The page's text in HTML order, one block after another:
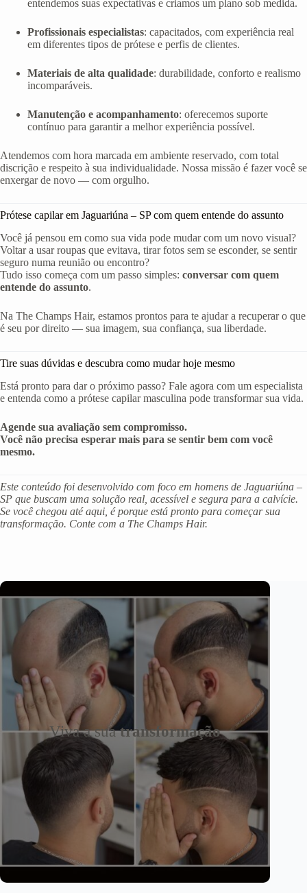
entendemos suas expectativas e criamos um plano sob medida.
Profissionais especialistas: capacitados, com experiência real
em diferentes tipos de prótese e perfis de clientes.
Materiais de alta qualidade: durabilidade, conforto e realismo
incomparáveis.
Manutenção e acompanhamento: oferecemos suporte
contínuo para garantir a melhor experiência possível.
Atendemos com hora marcada em ambiente reservado, com total
discrição e respeito à sua individualidade. Nossa missão é fazer você se
enxergar de novo — com orgulho.
Prótese capilar em Jaguariúna – SP com quem entende do assunto
Você já pensou em como sua vida pode mudar com um novo visual?
Voltar a usar roupas que evitava, tirar fotos sem se esconder, se sentir
seguro numa reunião ou encontro?
Tudo isso começa com um passo simples: conversar com quem
entende do assunto.
Na The Champs Hair, estamos prontos para te ajudar a recuperar o que
é seu por direito — sua imagem, sua confiança, sua liberdade.
Tire suas dúvidas e descubra como mudar hoje mesmo
Está pronto para dar o próximo passo? Fale agora com um especialista
e entenda como a prótese capilar masculina pode transformar sua vida.
Agende sua avaliação sem compromisso.
Você não precisa esperar mais para se sentir bem com você
mesmo.
Este conteúdo foi desenvolvido com foco em homens de Jaguariúna –
SP que buscam uma solução real, acessível e segura para a calvície.
Se você chegou até aqui, é porque está pronto para começar sua
transformação. Conte com a The Champs Hair.
Viva a suatransformação